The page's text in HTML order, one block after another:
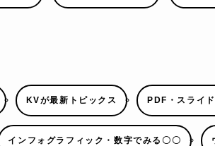
KVが最新トピックス PDF・スライ
インフォグラフィック・数字でみる〇〇